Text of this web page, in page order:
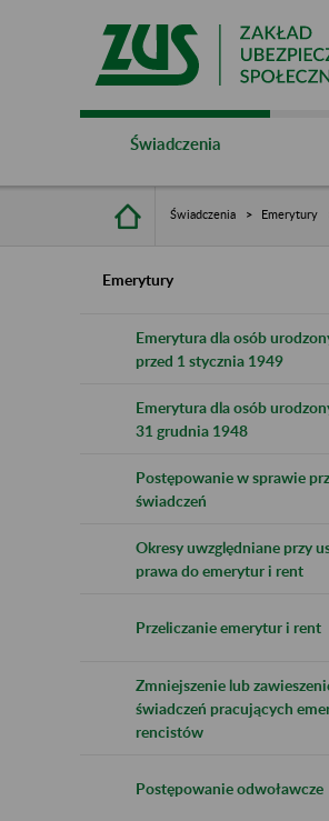
Świadczenia
Świadczenia Emerytury
Emerytury
Emerytura dla osób
przed 1 stycznia 1949
Emerytura dla osób
31 grudnia 1948
Postępowanie w sprawie
świadczeń
Okresy uwzględniane przy
prawa do emerytur i rent
Przeliczanie emerytur i rent
Zmniejszenie lub
świadczeń pracujących
rencistów
Postępowanie odwoławcze